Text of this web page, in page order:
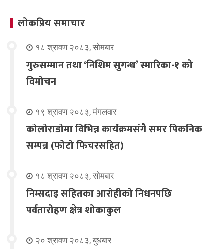
लोकप्रिय समाचार
१८ श्रावण २०८३, सोमबार
गुरुसम्मान तथा ‘निशिम सुगन्ध’ स्मारिका-१ को
विमोचन
१९ श्रावण २०८३, मंगलवार
कोलोराडोमा विभिन्न कार्यक्रमसंगै समर पिकनिक
सम्पन्न (फोटो फिचरसहित)
१८ श्रावण २०८३, सोमबार
निम्सदाइ सहितका आरोहीको निधनपछि
पर्वतारोहण क्षेत्र शोकाकुल
२० श्रावण २०८३, बुधबार